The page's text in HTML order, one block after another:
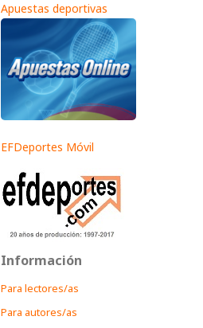
Apuestas deportivas
EFDeportes Móvil
Información
Para lectores/as
Para autores/as